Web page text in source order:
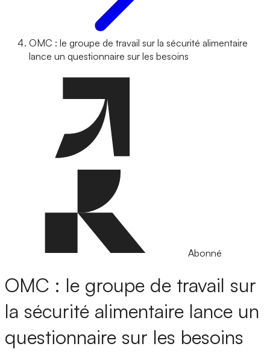
OMC : le groupe de travail sur la sécurité alimentaire
lance un questionnaire sur les besoins
Abonné
OMC : le groupe de travail sur
la sécurité alimentaire lance un
questionnaire sur les besoins